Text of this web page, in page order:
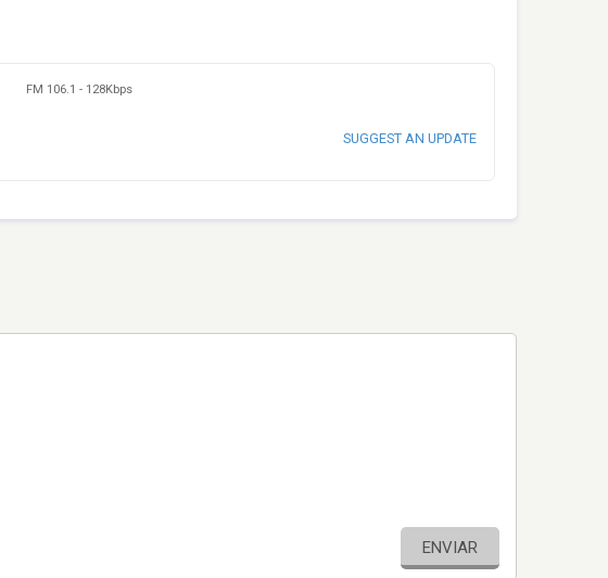
FM 106.1 - 128Kbps
SUGGEST AN UPDATE
ENVIAR